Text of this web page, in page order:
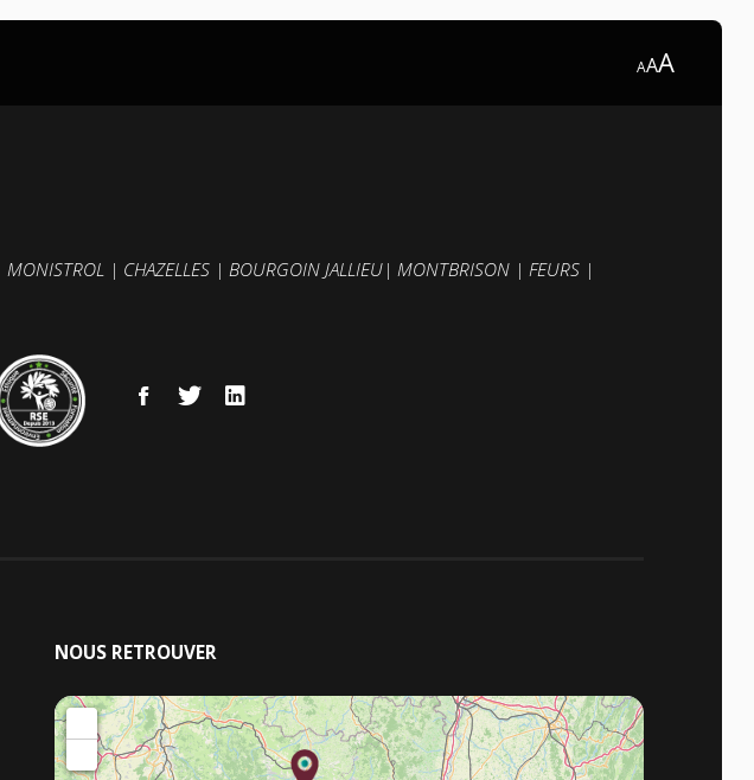
AAA
MONISTROL | CHAZELLES | BOURGOIN JALLIEU| MONTBRISON | FEURS|
NOUS RETROUVER